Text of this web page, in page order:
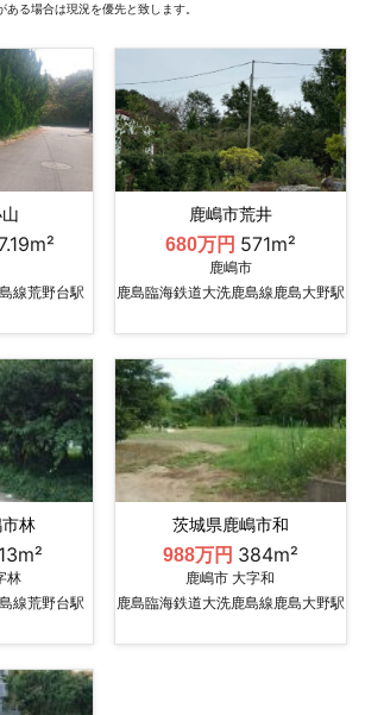
る場合は現況を優先と致します。
線荒野台駅
鹿嶋市荒井
680万円 571m²
鹿嶋市
鹿島臨海鉄道大洗鹿島線鹿島大野駅
林
林
線荒野台駅
茨城県鹿嶋市和
988万円 384m²
鹿嶋市 大字和
鹿島臨海鉄道大洗鹿島線鹿島大野駅